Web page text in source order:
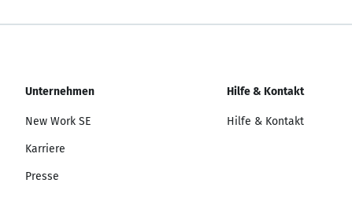
Unternehmen
New Work SE
Karriere
Presse
Hilfe & Kontakt
Hilfe & Kontakt